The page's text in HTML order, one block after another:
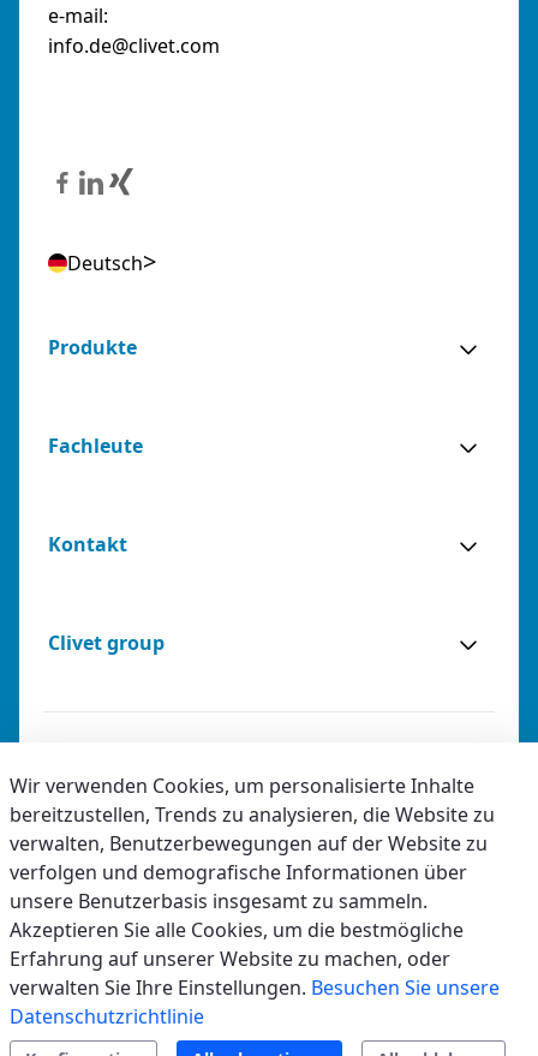
e-mail:
info.de@clivet.com
Deutsch
Produkte
Fachleute
Kontakt
Clivet group
Privacy
Barrierefreiheit
Ethikrichtlinie
Wir verwenden Cookies, um personalisierte Inhalte
bereitzustellen, Trends zu analysieren, die Website zu
verwalten, Benutzerbewegungen auf der Website zu
verfolgen und demografische Informationen über
unsere Benutzerbasis insgesamt zu sammeln.
Akzeptieren Sie alle Cookies, um die bestmögliche
Erfahrung auf unserer Website zu machen, oder
verwalten Sie Ihre Einstellungen. Besuchen Sie unsere
Datenschutzrichtlinie